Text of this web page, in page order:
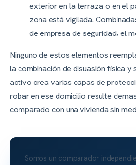
exterior en la terraza o en el
zona está vigilada.
de empresa de seguridad, el
Ninguno de estos elementos
la combinación de disuasión física y
activo crea varias capas de
robar en ese domicilio resulte
comparado con una vivienda sin
Somos un comparador